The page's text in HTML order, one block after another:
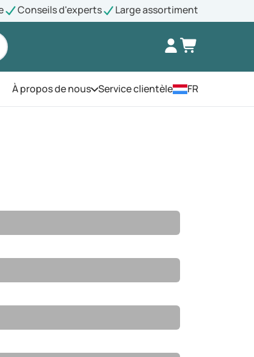
Conseils d'experts Large assortiment
À propos de nousOuvrez le menu
Service clientèle FR